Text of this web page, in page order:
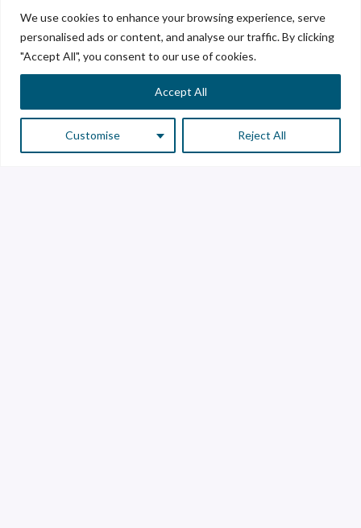
We use cookies to enhance your browsing experience, serve
personalised ads or content, and analyse our traffic. By clicking
"Accept All", you consent to our use of cookies.
Customise Reject All
Accept All